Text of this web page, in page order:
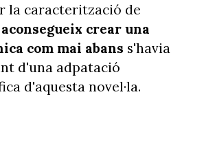
la caracterització de
aconsegueix crear una
com mai abans s'havia
d'una adpatació
d'aquesta novel·la.